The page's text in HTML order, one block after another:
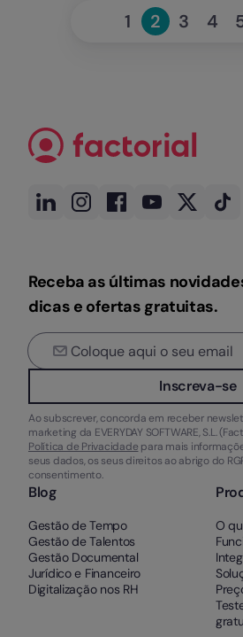
AnteriorPage
1 Page
2 Page
3 4
Receba as últimas
dicas e ofertas gratuitas.
Inscreva-se
Ao subscrever, concorda em receber
marketing da EVERYDAY SOFTWARE, S.L.
Política de Privacidade para mais
seus dados, os seus direitos ao abrigo do
consentimento.
Blog
Gestão de Tempo
Gestão de Talentos
Gestão Documental
Jurídico e Financeiro
Digitalização nos RH
O